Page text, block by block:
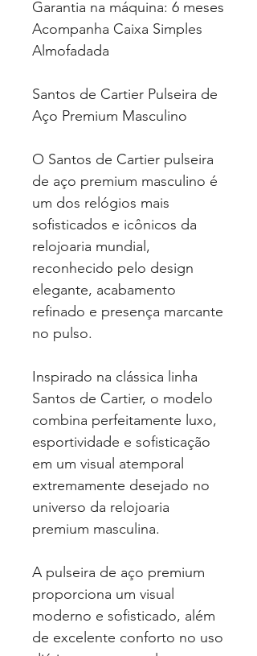
Garantia na máquina: 6 meses
Acompanha Caixa Simples
Almofadada
Santos de Cartier Pulseira de
Aço Premium Masculino
O Santos de Cartier pulseira
de aço premium masculino é
um dos relógios mais
sofisticados e icônicos da
relojoaria mundial,
reconhecido pelo design
elegante, acabamento
refinado e presença marcante
no pulso.
Inspirado na clássica linha
Santos de Cartier, o modelo
combina perfeitamente luxo,
esportividade e sofisticação
em um visual atemporal
extremamente desejado no
universo da relojoaria
premium masculina.
A pulseira de aço premium
proporciona um visual
moderno e sofisticado, além
de excelente conforto no uso